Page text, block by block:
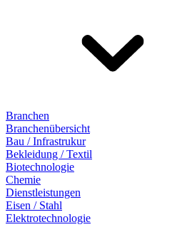
Branchen
Branchenübersicht
Bau / Infrastrukur
Bekleidung / Textil
Biotechnologie
Chemie
Dienstleistungen
Eisen / Stahl
Elektrotechnologie